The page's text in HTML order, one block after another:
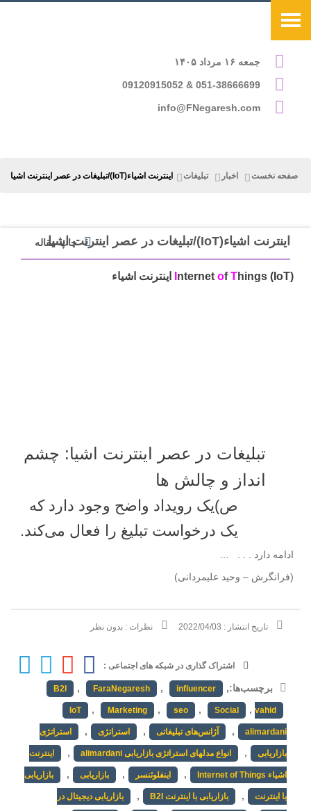
جمعه ۱۶ مرداد ۱۴۰۵
051-38666699 & 09120915052
info@FNegaresh.com
صفحه نخست اخبار تبلیغات اینترنت اشیاء(IoT)/تبلیغات در عصر اینترنت اشیا
اینترنت اشیاء(IoT)/تبلیغات در عصر اینترنت اشیا چاپ مقاله
nternet ofThings (IoT) اینترنت اشیاء
تبلیغات در عصر اینترنت اشیا: چشم
انداز و چالش ها
ص)یک رویداد واضح وجود دارد که
یک درخواست تبلیغ را فعال می‌کند.
ادامه دارد . . . …
(فرانگرش – وحید علیمردانی)
تاریخ انتشار : 2022/04/03 نظرات : بدون نظر
اشتراک گذاری در شبکه های اجتماعی :
برچسب‌ها: B2I , FaraNegaresh , influencer ,
IoT , Marketing , seo , Social , vahid
alimardani
, آژانس‌های تبلیغاتی , استراتژی , استراتژی
بازاریابی , انواع مدلهای استراتژی بازاریابی alimardani , اینترنت
اشیاء Internet of Things , اینفلوئنسر , بازاریابی , بازاریابی
با اینترنت , بازاریابی با اینترنت B2I , بازاریابی دیجیتال در